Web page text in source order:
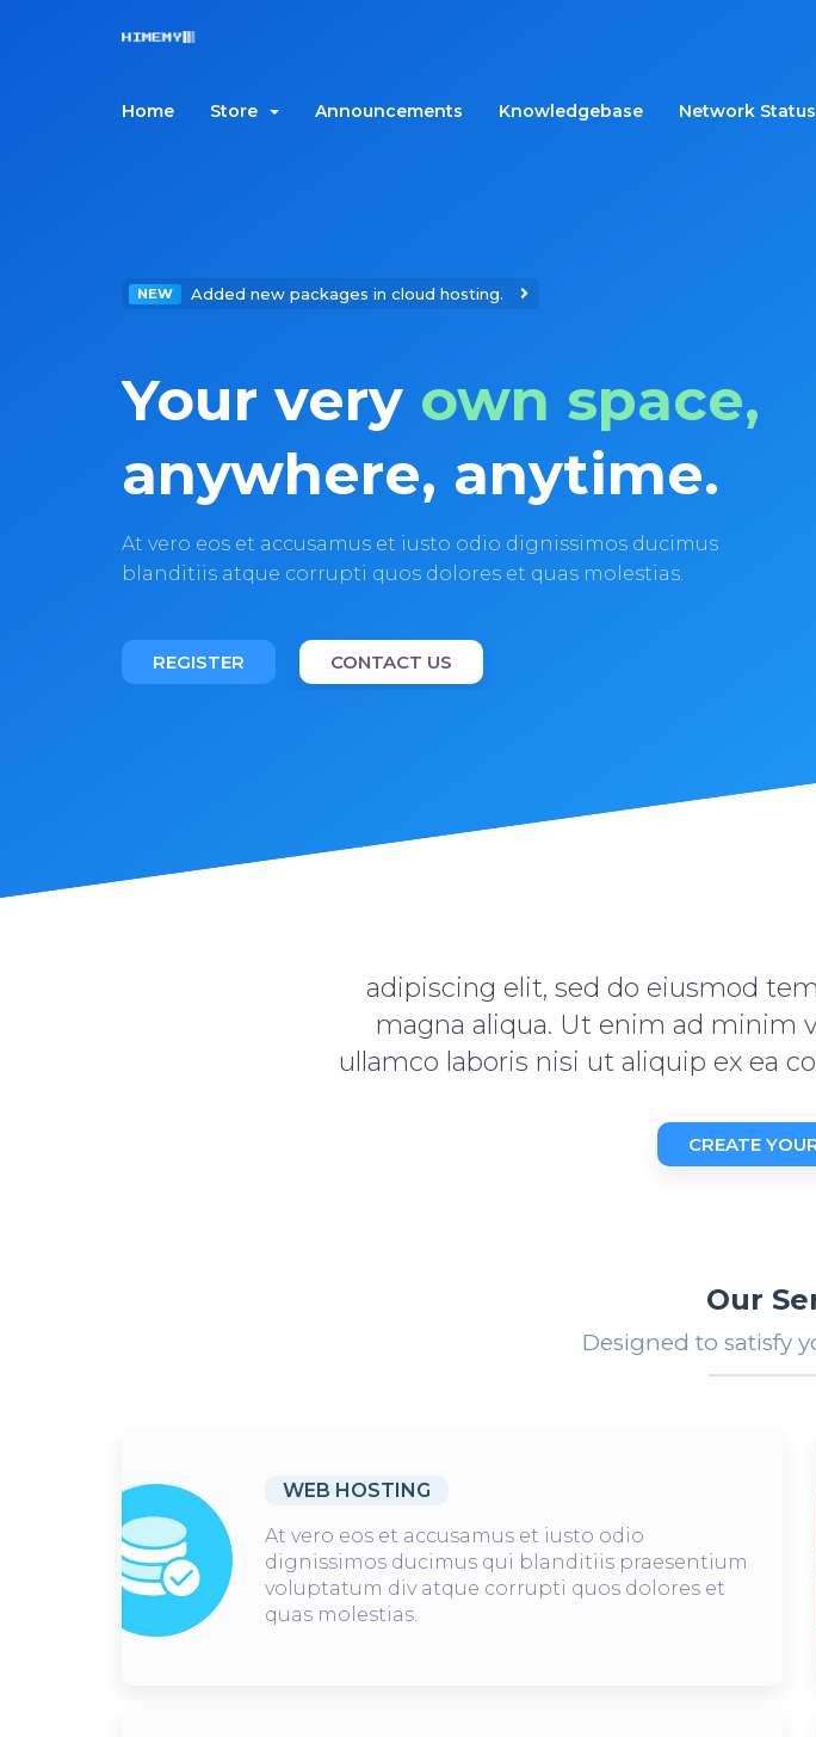
Home Store Announcements Knowledgebase Network Status
NEW Added new packages in cloud hosting.
Your very own space,
anywhere, anytime.
At vero eos et accusamus et iusto odio dignissimos ducimus
blanditiis atque corrupti quos dolores et quas molestias.
REGISTER CONTACT US
adipiscing elit, sed do eiusmod
magna aliqua. Ut enim ad minim
ullamco laboris nisi ut aliquip ex ea
CREATE
Our
Designed to satisfy
WEB HOSTING
At vero eos et accusamus et iusto odio
dignissimos ducimus qui blanditiis praesentium
voluptatum div atque corrupti quos dolores et
quas molestias.